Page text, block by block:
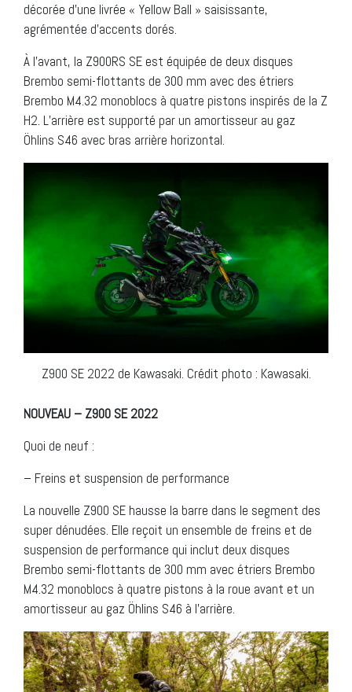
décorée d’une livrée « Yellow Ball » saisissante,
agrémentée d’accents dorés.
À l’avant, la Z900RS SE est équipée de deux disques
Brembo semi-flottants de 300 mm avec des étriers
Brembo M4.32 monoblocs à quatre pistons inspirés de la Z
H2. L’arrière est supporté par un amortisseur au gaz
Öhlins S46 avec bras arrière horizontal.
Z900 SE 2022 de Kawasaki. Crédit photo : Kawasaki.
NOUVEAU – Z900 SE 2022
Quoi de neuf :
– Freins et suspension de performance
La nouvelle Z900 SE hausse la barre dans le segment des
super dénudées. Elle reçoit un ensemble de freins et de
suspension de performance qui inclut deux disques
Brembo semi-flottants de 300 mm avec étriers Brembo
M4.32 monoblocs à quatre pistons à la roue avant et un
amortisseur au gaz Öhlins S46 à l’arrière.